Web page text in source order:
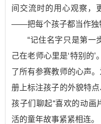
间交流时的用心观察，
——把每个孩子都当作独
“记住名字只是第一
己在老师心里是‘特别的
了所有参赛教师的心声
册上标注孩子的外貌特
孩子们聊起“喜欢的动画
活的童年故事紧紧相连。